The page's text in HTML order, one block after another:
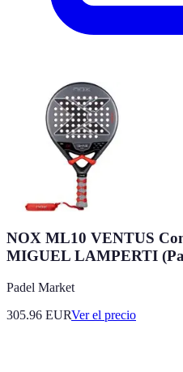
NOX ML10 VENTUS
MIGUEL LAMPERTI
Padel Market
305.96 EURVer el precio